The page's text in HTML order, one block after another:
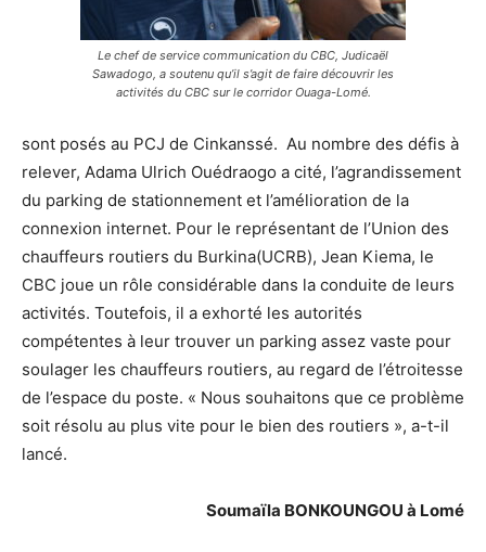
Le chef de service communication du CBC, Judicaël
Sawadogo, a soutenu qu’il s’agit de faire découvrir les
activités du CBC sur le corridor Ouaga-Lomé.
sont posés au PCJ de Cinkanssé. Au nombre des défis à
relever, Adama Ulrich Ouédraogo a cité, l’agrandissement
du parking de stationnement et l’amélioration de la
connexion internet. Pour le représentant de l’Union des
chauffeurs routiers du Burkina(UCRB), Jean Kiema, le
CBC joue un rôle considérable dans la conduite de leurs
activités. Toutefois, il a exhorté les autorités
compétentes à leur trouver un parking assez vaste pour
soulager les chauffeurs routiers, au regard de l’étroitesse
de l’espace du poste. « Nous souhaitons que ce problème
soit résolu au plus vite pour le bien des routiers », a-t-il
lancé.
Soumaïla BONKOUNGOU à Lomé